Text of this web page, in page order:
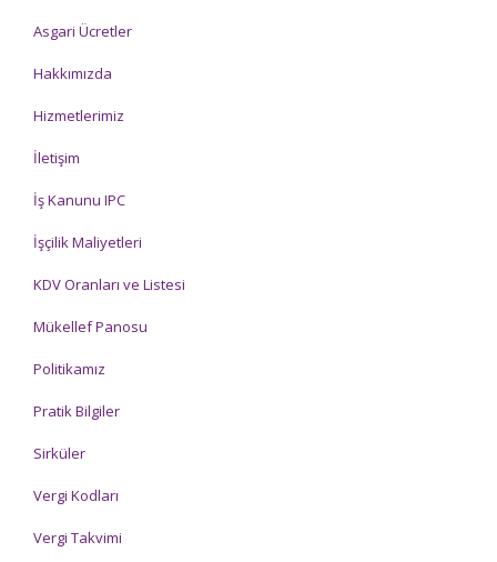
Asgari Ücretler
Hakkımızda
Hizmetlerimiz
İletişim
İş Kanunu IPC
İşçilik Maliyetleri
KDV Oranları ve Listesi
Mükellef Panosu
Politikamız
Pratik Bilgiler
Sirküler
Vergi Kodları
Vergi Takvimi